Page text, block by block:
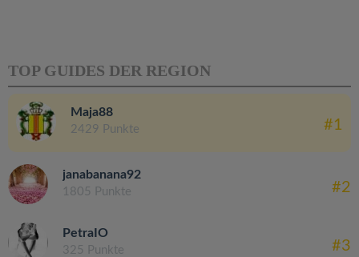
TOP GUIDES DER REGION
Maja88
2429 Punkte #1
janabanana92
1805 Punkte #2
PetraIO
325 Punkte #3